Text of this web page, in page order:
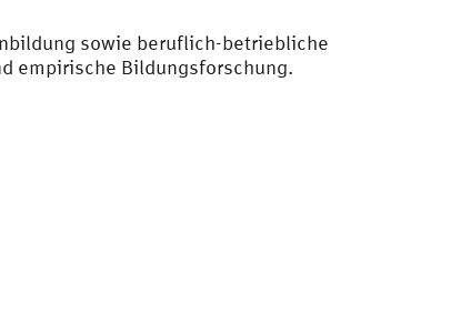
sowie beruflich-betriebliche
empirische Bildungsforschung.